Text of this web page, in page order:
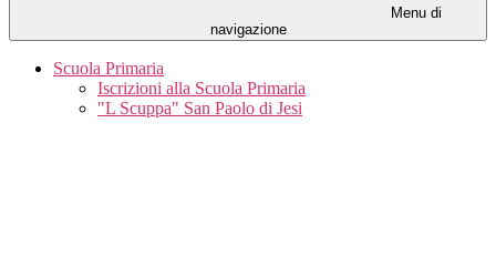
Menu di
navigazione
Scuola Primaria
Iscrizioni alla Scuola Primaria
"L Scuppa" San Paolo di Jesi